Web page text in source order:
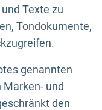
Texte zu
Tondokumente,
genannten
und
den